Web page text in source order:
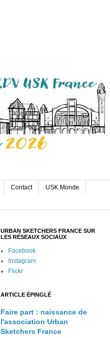
Contact USK Monde
URBAN SKETCHERS FRANCE SUR
LES RÉSEAUX SOCIAUX
Facebook
Instagram
Flickr
ARTICLE ÉPINGLÉ
Faire part : naissance de
l'association Urban
Sketchers France